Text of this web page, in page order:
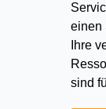
einen
Ihre
sind